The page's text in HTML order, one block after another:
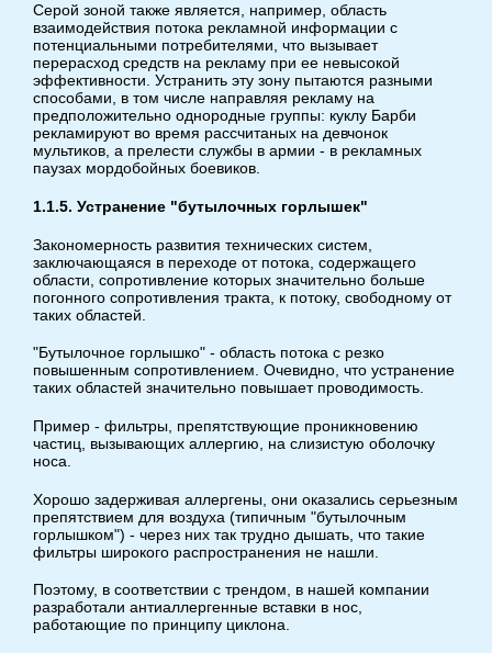
Серой зоной также является, например, область
взаимодействия потока рекламной информации с
потенциальными потребителями, что вызывает
перерасход средств на рекламу при ее невысокой
эффективности. Устранить эту зону пытаются разными
способами, в том числе направляя рекламу на
предположительно однородные группы: куклу Барби
рекламируют во время рассчитаных на девчонок
мультиков, а прелести службы в армии - в рекламных
паузах мордобойных боевиков.
1.1.5. Устранение "бутылочных горлышек"
Закономерность развития технических систем,
заключающаяся в переходе от потока, содержащего
области, сопротивление которых значительно больше
погонного сопротивления тракта, к потоку, свободному от
таких областей.
"Бутылочное горлышко" - область потока с резко
повышенным сопротивлением. Очевидно, что устранение
таких областей значительно повышает проводимость.
Пример - фильтры, препятствующие проникновению
частиц, вызывающих аллергию, на слизистую оболочку
носа.
Хорошо задерживая аллергены, они оказались серьезным
препятствием для воздуха (типичным "бутылочным
горлышком") - через них так трудно дышать, что такие
фильтры широкого распространения не нашли.
Поэтому, в соответствии с трендом, в нашей компании
разработали антиаллергенные вставки в нос,
работающие по принципу циклона.